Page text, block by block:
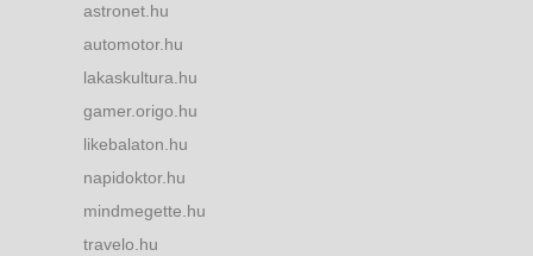
astronet.hu
automotor.hu
lakaskultura.hu
gamer.origo.hu
likebalaton.hu
napidoktor.hu
mindmegette.hu
travelo.hu